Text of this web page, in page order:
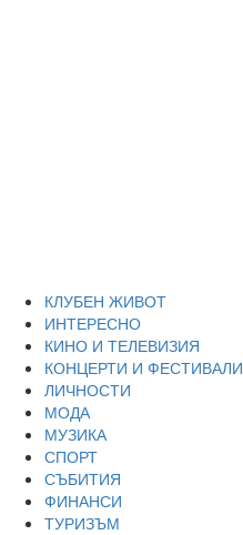
КЛУБЕН ЖИВОТ
ИНТЕРЕСНО
КИНО И ТЕЛЕВИЗИЯ
КОНЦЕРТИ И ФЕСТИВАЛИ
ЛИЧНОСТИ
МОДА
МУЗИКА
СПОРТ
СЪБИТИЯ
ФИНАНСИ
ТУРИЗЪМ